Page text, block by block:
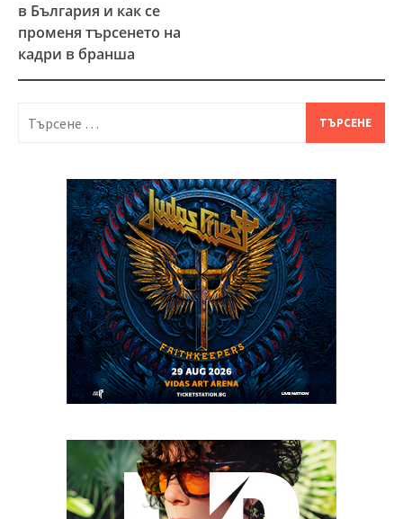
в България и как се
променя търсенето на
кадри в бранша
за: